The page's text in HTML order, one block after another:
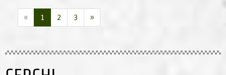
« 1 2 3 »